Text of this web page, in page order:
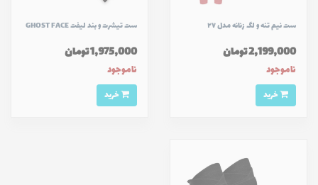
ست نیم تنه و لگ زنانه مدل ۲۷
2,199,000 تومان
ناموجود
ست تیشرت و بند لیفت GHOST FACE
1,975,000 تومان
ناموجود